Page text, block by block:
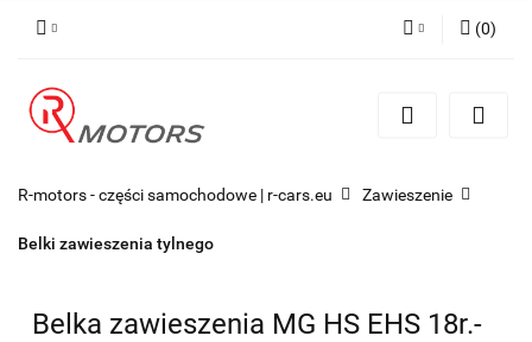
Zarejestruj się
(0)
R-motors - części samochodowe | r-cars.eu Zawieszenie
Belki zawieszenia tylnego
Belka zawieszenia MG HS EHS 18r.-